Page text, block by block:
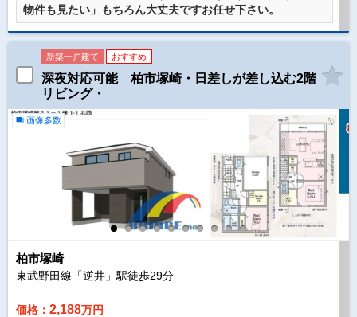
物件も見たい」もちろん大丈夫ですお任せ下さい。
新築一戸建て おすすめ
深夜対応可能 柏市塚崎・日差しが差し込む2階
リビング・
画像多数
柏市塚崎
東武野田線「逆井」駅徒歩29分
価格： 2,188万円